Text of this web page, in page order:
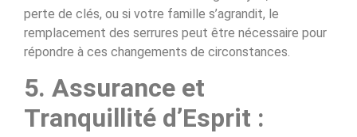
perte de clés, ou si votre famille s’agrandit, le
remplacement des serrures peut être nécessaire pour
répondre à ces changements de circonstances.
5. Assurance et
Tranquillité d’Esprit :